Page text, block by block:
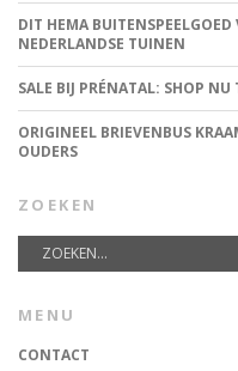
DIT HEMA BUITENSPEELGOED
NEDERLANDSE TUINEN
SALE BIJ PRÉNATAL: SHOP
ORIGINEEL BRIEVENBUS
OUDERS
ZOEKEN
MENU
CONTACT